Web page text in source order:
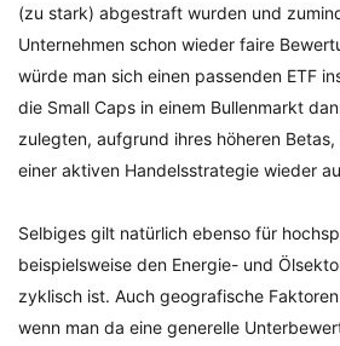
(zu stark) abgestraft wurden und
Unternehmen schon wieder faire
würde man sich einen passenden ETF
die Small Caps in einem Bullenmarkt
zulegten, aufgrund ihres höheren
einer aktiven Handelsstrategie wieder
Selbiges gilt natürlich ebenso für
beispielsweise den Energie- und
zyklisch ist. Auch geografische
wenn man da eine generelle